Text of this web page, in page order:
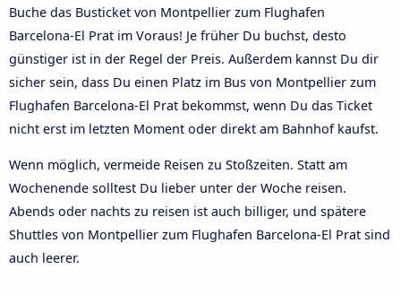
Buche das Busticket von Montpellier zum Flughafen
Barcelona-El Prat im Voraus! Je früher Du buchst, desto
günstiger ist in der Regel der Preis. Außerdem kannst Du dir
sicher sein, dass Du einen Platz im Bus von Montpellier zum
Flughafen Barcelona-El Prat bekommst, wenn Du das Ticket
nicht erst im letzten Moment oder direkt am Bahnhof kaufst.
Wenn möglich, vermeide Reisen zu Stoßzeiten. Statt am
Wochenende solltest Du lieber unter der Woche reisen.
Abends oder nachts zu reisen ist auch billiger, und spätere
Shuttles von Montpellier zum Flughafen Barcelona-El Prat sind
auch leerer.